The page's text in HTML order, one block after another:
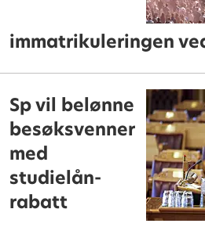
immatrikuleringen
Sp vil belønne
besøksvenner
med
studielån-
rabatt